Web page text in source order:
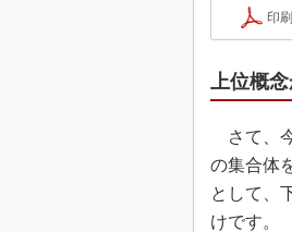
印
上位概念
さて、
の集合体
として、
けです。